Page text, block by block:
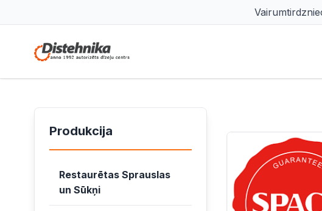
Produkcija
Restaurētas Sprauslas
un Sūkņi